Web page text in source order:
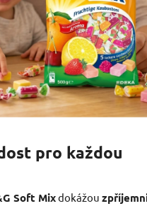
pro každou
Soft Mixdokážou